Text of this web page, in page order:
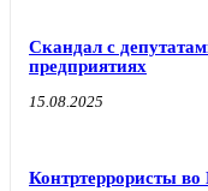
Скандал с
предприятиях
15.08.2025
Контртеррористы